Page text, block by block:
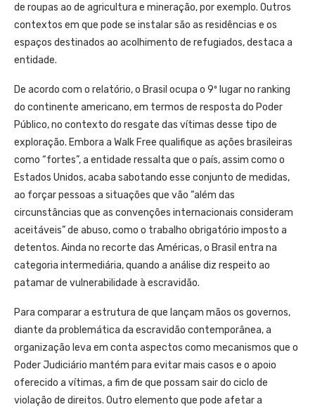
de roupas ao de agricultura e mineração, por exemplo. Outros
contextos em que pode se instalar são as residências e os
espaços destinados ao acolhimento de refugiados, destaca a
entidade.
De acordo com o relatório, o Brasil ocupa o 9º lugar no ranking
do continente americano, em termos de resposta do Poder
Público, no contexto do resgate das vítimas desse tipo de
exploração. Embora a Walk Free qualifique as ações brasileiras
como “fortes”, a entidade ressalta que o país, assim como o
Estados Unidos, acaba sabotando esse conjunto de medidas,
ao forçar pessoas a situações que vão “além das
circunstâncias que as convenções internacionais consideram
aceitáveis” de abuso, como o trabalho obrigatório imposto a
detentos. Ainda no recorte das Américas, o Brasil entra na
categoria intermediária, quando a análise diz respeito ao
patamar de vulnerabilidade à escravidão.
Para comparar a estrutura de que lançam mãos os governos,
diante da problemática da escravidão contemporânea, a
organização leva em conta aspectos como mecanismos que o
Poder Judiciário mantém para evitar mais casos e o apoio
oferecido a vítimas, a fim de que possam sair do ciclo de
violação de direitos. Outro elemento que pode afetar a